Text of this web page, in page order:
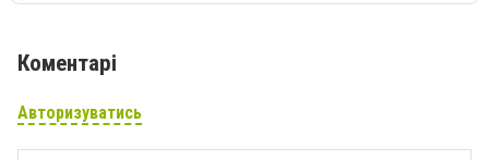
Коментарі
Авторизуватись